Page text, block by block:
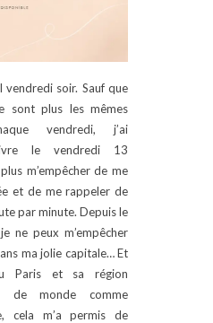
vendredi soir. Sauf que
sont plus les mêmes
vendredi, j’ai
le vendredi 13
m’empêcher de me
et de me rappeler de
par minute. Depuis le
ne peux m’empêcher
ma jolie capitale… Et
Paris et sa région
de monde comme
cela m’a permis de